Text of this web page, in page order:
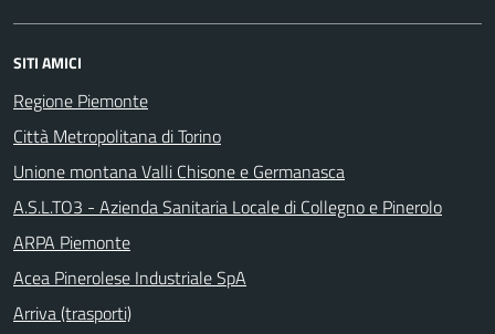
SITI AMICI
Regione Piemonte
Città Metropolitana di Torino
Unione montana Valli Chisone e Germanasca
A.S.L.TO3 - Azienda Sanitaria Locale di Collegno e Pinerolo
ARPA Piemonte
Acea Pinerolese Industriale SpA
Arriva (trasporti)